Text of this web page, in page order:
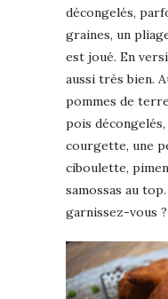
décongelés,
graines, un
est joué. En
aussi très bien.
pommes de
pois
courgette, une
ciboulette,
samossas au
garnissez-vous ?